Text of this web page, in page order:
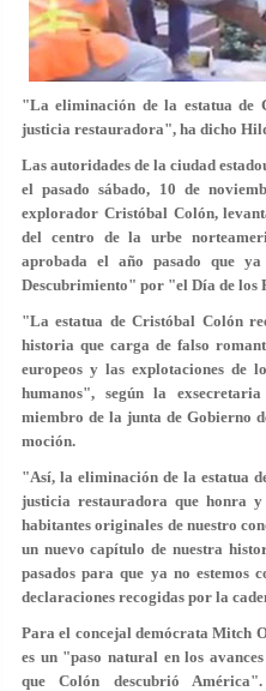
"La eliminación de la estatua de
justicia restauradora", ha dicho
Las autoridades de la ciudad
el pasado sábado, 10 de
explorador Cristóbal Colón,
del centro de la urbe
aprobada el año pasado que
Descubrimiento" por "el Día de los
"La estatua de Cristóbal Colón
historia que carga de falso
europeos y las explotaciones de
humanos", según la
miembro de la junta de Gobierno
moción.
"Así, la eliminación de la estatua
justicia restauradora que honra
habitantes originales de nuestro
un nuevo capítulo de nuestra
pasados para que ya no estemos
declaraciones recogidas por la
Para el concejal demócrata Mitch
es un "paso natural en los
que Colón descubrió